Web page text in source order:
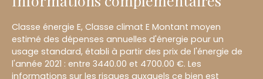
Classe énergie E, Classe climat E Montant moyen
estimé des dépenses annuelles d'énergie pour un
usage standard, établi à partir des prix de l'énergie de
l'année 2021 : entre 3440.00 et 4700.00 €. Les
informations sur les risques auxquels ce bien est